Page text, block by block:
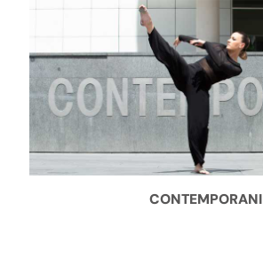
CONTEMPORANI